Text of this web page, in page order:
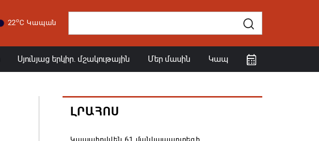
22oC Կապան
Սյունյաց երկիր. մշակութային Մեր մասին Կապ
ԼՐԱՀՈՍ